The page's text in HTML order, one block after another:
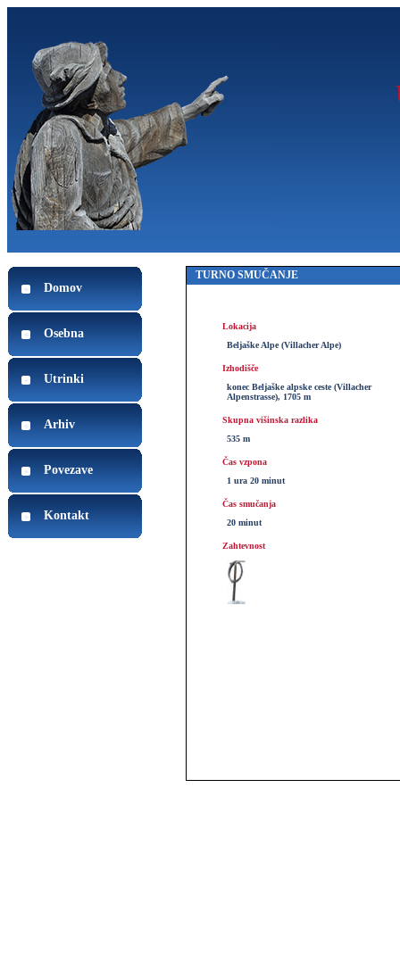
Domov
Osebna
Utrinki
Arhiv
Povezave
Kontakt
TURNO SMUČANJE
Lokacija
Beljaške Alpe (Villacher Alpe)
Izhodišče
konec Beljaške alpske ceste (Villacher
Alpenstrasse), 1705 m
Skupna višinska razlika
535 m
Čas vzpona
1 ura 20 minut
Čas smučanja
20 minut
Zahtevnost